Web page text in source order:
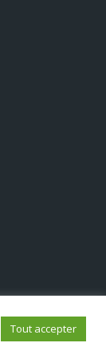
Tout accepter